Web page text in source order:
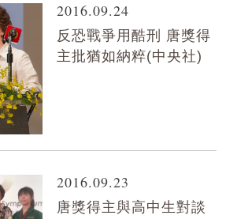
2016.09.24
反恐戰爭用酷刑 唐獎得
主批猶如納粹(中央社)
2016.09.23
唐獎得主與高中生對談